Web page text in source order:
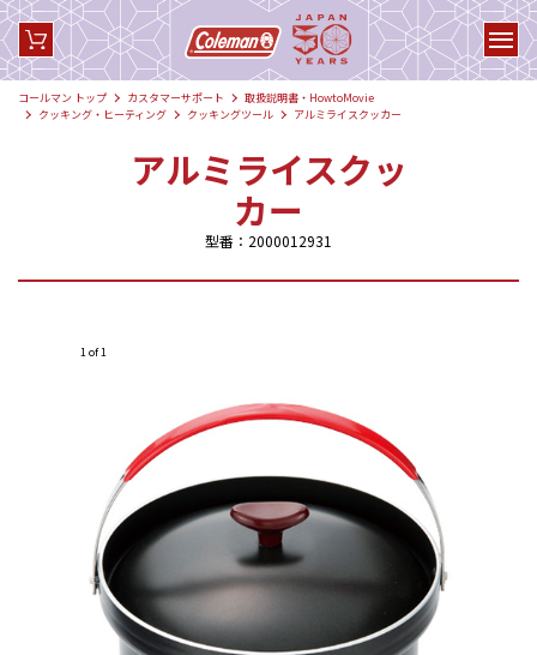
コールマン トップ カスタマーサポート
取扱説明書・HowtoMovie
クッキング・ヒーティング
クッキングツール アルミライスクッカー
アルミライスクッ
カー
型番：2000012931
1 of 1